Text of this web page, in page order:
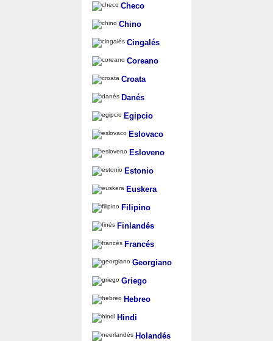
Checo
Chino
Cingalés
Coreano
Croata
Danés
Egipcio
Eslovaco
Esloveno
Estonio
Euskera
Filipino
Finlandés
Francés
Georgiano
Griego
Hebreo
Hindi
Holandés